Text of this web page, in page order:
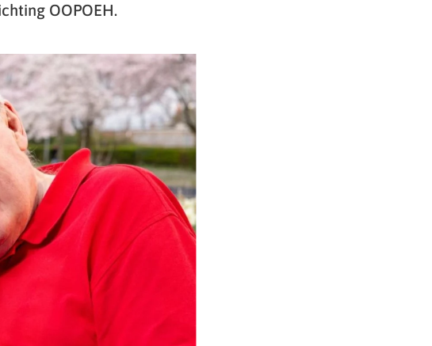
OOPOEH.